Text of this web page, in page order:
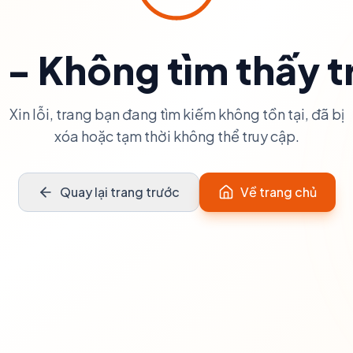
Không tìm thấy
Xin lỗi, trang bạn đang tìm kiếm không tồn tại, đã bị
xóa hoặc tạm thời không thể truy cập.
Quay lại trang trước Về trang chủ